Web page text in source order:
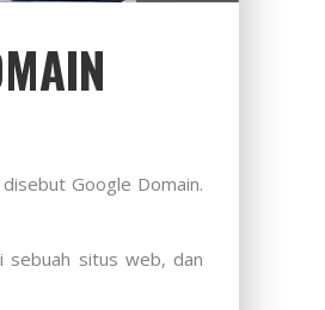
Google Domain.
sebuah situs web, dan